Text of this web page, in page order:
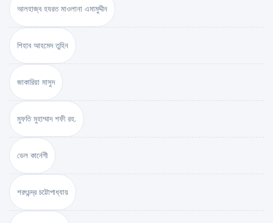
আলহাজ্ব হযরত মাওলানা এমামুদ্দীন
শিহাব আহমেদ তুহিন
জাকারিয়া মাসুদ
মুফতি মুহাম্মাদ শফী রহ.
ডেল কার্নেগী
শরৎচন্দ্র চট্টোপাধ্যায়